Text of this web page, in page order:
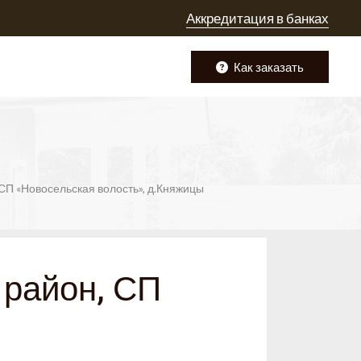
Аккредитация в банках
Как заказать
«Новосельская волость», д.Княжицы
район, СП